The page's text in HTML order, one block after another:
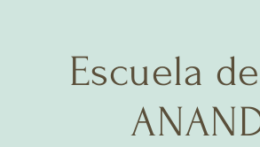
Escuela